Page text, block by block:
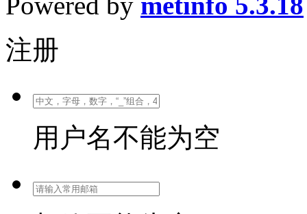
注册
用户名不能为空